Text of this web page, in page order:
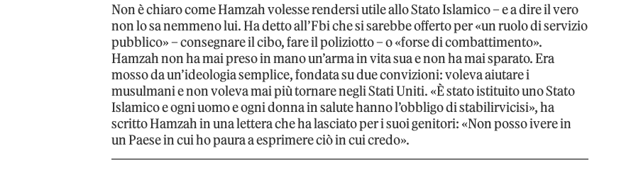
Non è chiaro come Hamzah volesse rendersi utile allo Stato Islamico – e a dire il vero
non lo sa nemmeno lui. Ha detto all’Fbi che si sarebbe offerto per «un ruolo di servizio
pubblico» – consegnare il cibo, fare il poliziotto – o «forse di combattimento».
Hamzah non ha mai preso in mano un’arma in vita sua e non ha mai sparato. Era
mosso da un’ideologia semplice, fondata su due convizioni: voleva aiutare i
musulmani e non voleva mai più tornare negli Stati Uniti. «È stato istituito uno Stato
Islamico e ogni uomo e ogni donna in salute hanno l’obbligo di stabilirvicisi», ha
scritto Hamzah in una lettera che ha lasciato per i suoi genitori: «Non posso ivere in
un Paese in cui ho paura a esprimere ciò in cui credo».